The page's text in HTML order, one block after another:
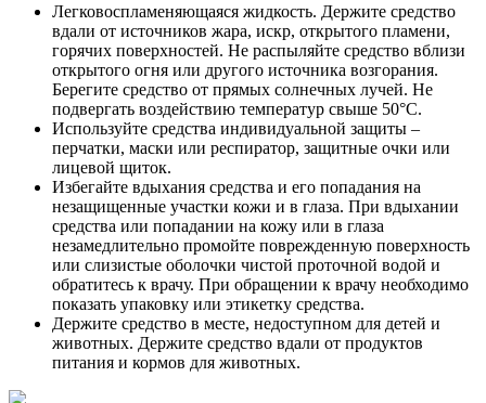
Легковоспламеняющаяся жидкость. Держите средство
вдали от источников жара, искр, открытого пламени,
горячих поверхностей. Не распыляйте средство вблизи
открытого огня или другого источника возгорания.
Берегите средство от прямых солнечных лучей. Не
подвергать воздействию температур свыше 50°C.
Используйте средства индивидуальной защиты –
перчатки, маски или респиратор, защитные очки или
лицевой щиток.
Избегайте вдыхания средства и его попадания на
незащищенные участки кожи и в глаза. При вдыхании
средства или попадании на кожу или в глаза
незамедлительно промойте поврежденную поверхность
или слизистые оболочки чистой проточной водой и
обратитесь к врачу. При обращении к врачу необходимо
показать упаковку или этикетку средства.
Держите средство в месте, недоступном для детей и
животных. Держите средство вдали от продуктов
питания и кормов для животных.